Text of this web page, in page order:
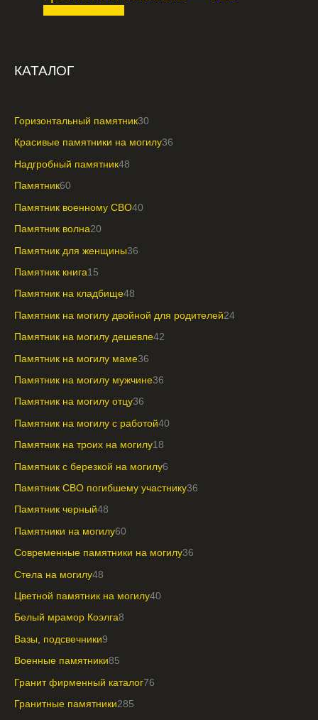
КАТАЛОГ
Горизонтальный памятник30
Красивые памятники на могилу36
Надгробный памятник48
Памятник60
Памятник военному СВО40
Памятник волна20
Памятник для женщины36
Памятник книга15
Памятник на кладбище48
Памятник на могилу двойной для родителей24
Памятник на могилу дешевле42
Памятник на могилу маме36
Памятник на могилу мужчине36
Памятник на могилу отцу36
Памятник на могилу с работой40
Памятник на троих на могилу18
Памятник с березкой на могилу6
Памятник СВО погибшему участнику36
Памятник черный48
Памятники на могилу60
Современные памятники на могилу36
Стела на могилу48
Цветной памятник на могилу40
Белый мрамор Коэлга8
Вазы, подсвечники9
Военные памятники85
Гранит фирменный каталог76
Гранитные памятники285